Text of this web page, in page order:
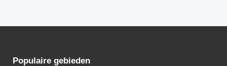
Populaire gebieden